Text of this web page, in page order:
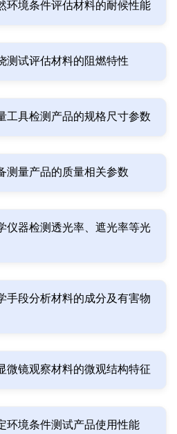
环境条件评估材料的耐候性能
测试评估材料的阻燃特性
工具检测产品的规格尺寸参数
测量产品的质量相关参数
仪器检测透光率、遮光率等光
手段分析材料的成分及有害物
微镜观察材料的微观结构特征
环境条件测试产品使用性能